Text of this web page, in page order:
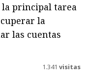
principal tarea
la
las cuentas
1.341 visitas